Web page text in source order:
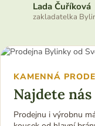
Lada Čuříková
zakladatelka
KAMENNÁ
Najdete
Prodejnu i výrobnu